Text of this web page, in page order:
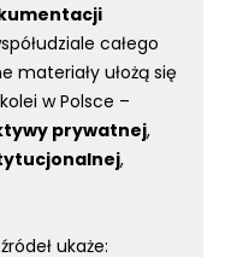
całego
materiały ułożą się
w Polsce –
prywatnej,
,
ukaże: